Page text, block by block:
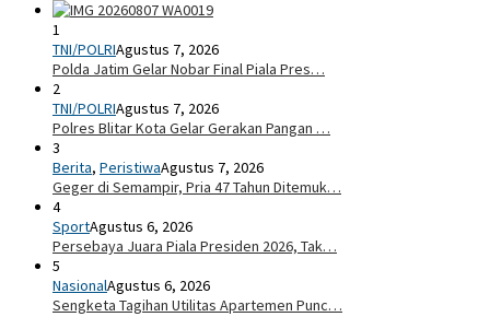
1
TNI/POLRIAgustus 7, 2026
Polda Jatim Gelar Nobar Final Piala Pres…
2
TNI/POLRIAgustus 7, 2026
Polres Blitar Kota Gelar Gerakan Pangan …
3
Berita, PeristiwaAgustus 7, 2026
Geger di Semampir, Pria 47 Tahun Ditemuk…
4
SportAgustus 6, 2026
Persebaya Juara Piala Presiden 2026, Tak…
5
NasionalAgustus 6, 2026
Sengketa Tagihan Utilitas Apartemen Punc…